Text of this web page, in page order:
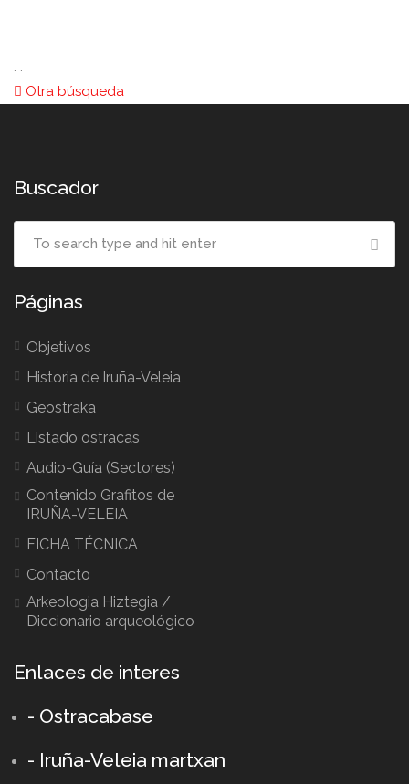
. .
Otra búsqueda
Buscador
Páginas
Objetivos
Historia de Iruña-Veleia
Geostraka
Listado ostracas
Audio-Guía (Sectores)
Contenido Grafitos de
IRUÑA-VELEIA
FICHA TÉCNICA
Contacto
Arkeologia Hiztegia /
Diccionario arqueológico
Enlaces de interes
- Ostracabase
- Iruña-Veleia martxan